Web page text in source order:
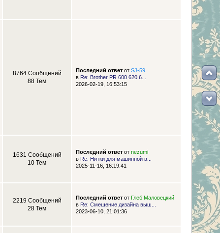
8764 Сообщений
88 Тем
Последний ответот SJ-59
в Re: Brother PR 600 620 6...
2026-02-19, 16:53:15
1631 Сообщений
10 Тем
Последний ответот nezumi
в Re: Нитки для машинной в...
2025-11-16, 16:19:41
2219 Сообщений
28 Тем
Последний ответот Глеб Маловецкий
в Re: Смещение дизайна выш...
2023-06-10, 21:01:36